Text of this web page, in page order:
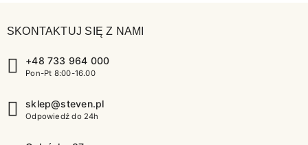
SKONTAKTUJ SIĘ Z NAMI
+48 733 964 000
Pon-Pt 8:00-16.00
sklep@steven.pl
Odpowiedź do 24h